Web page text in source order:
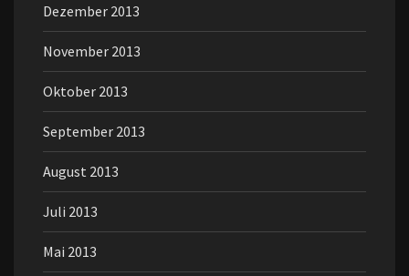
Dezember 2013
November 2013
Oktober 2013
September 2013
August 2013
Juli 2013
Mai 2013